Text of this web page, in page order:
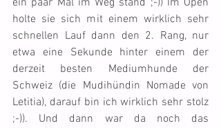
ein paar Mal im Weg stand ;-)) Im Open
holte sie sich mit einem wirklich sehr
schnellen Lauf dann den 2. Rang, nur
etwa eine Sekunde hinter einem der
derzeit besten Mediumhunde der
Schweiz (die Mudihündin Nomade von
Letitia), darauf bin ich wirklich sehr stolz